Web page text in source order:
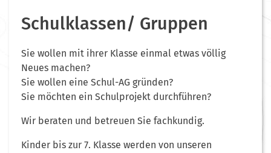
Schulklassen/ Gruppen
Sie wollen mit ihrer Klasse einmal etwas völlig
Neues machen?
Sie wollen eine Schul-AG gründen?
Sie möchten ein Schulprojekt durchführen?
Wir beraten und betreuen Sie fachkundig.
Kinder bis zur 7. Klasse werden von unseren